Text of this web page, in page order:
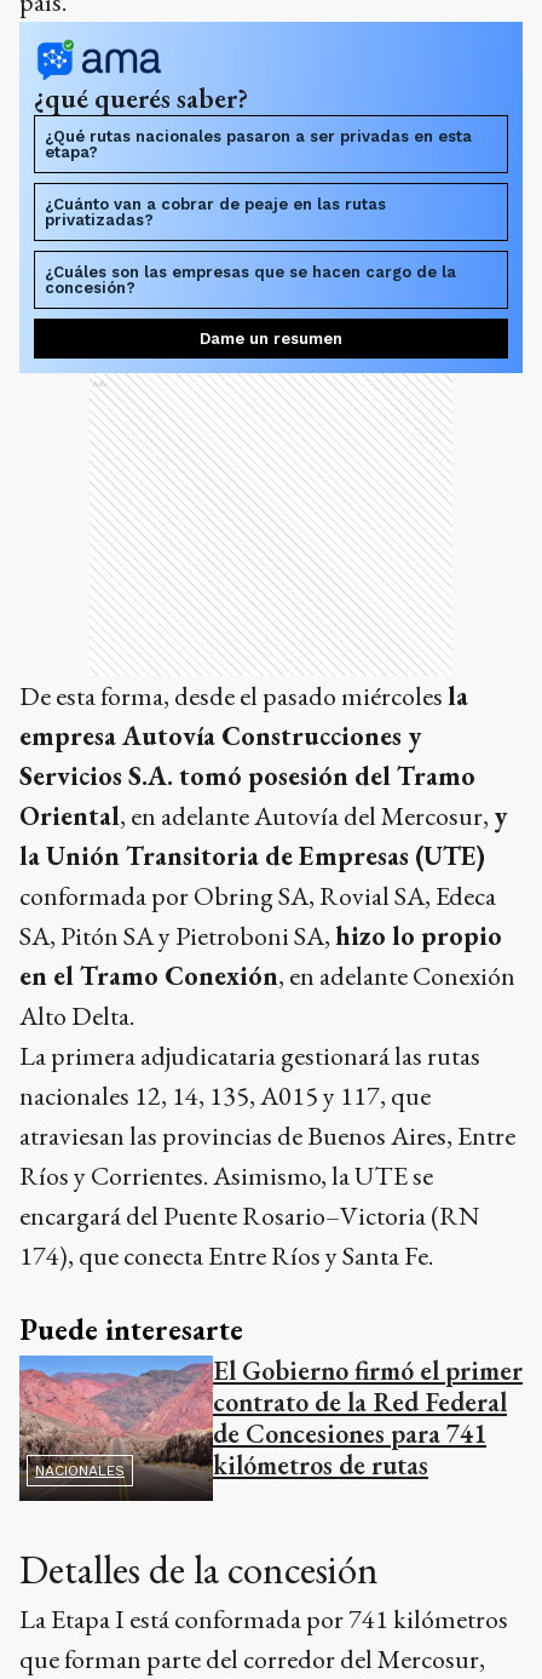
¿qué querés saber?
¿Qué rutas nacionales pasaron a ser privadas en esta
etapa?
¿Cuánto van a cobrar de peaje en las rutas
privatizadas?
¿Cuáles son las empresas que se hacen cargo de la
concesión?
Dame un resumen
Ads
De esta forma, desde el pasado miércolesla
empresa Autovía Construcciones y
Servicios S.A. tomó posesión del Tramo
Oriental, en adelante Autovía del Mercosur, y
la Unión Transitoria de Empresas (UTE)
conformada por Obring SA, Rovial SA, Edeca
SA, Pitón SA y Pietroboni SA,hizo lo propio
en el Tramo Conexión, en adelante Conexión
Alto Delta.
La primera adjudicataria gestionará las rutas
nacionales 12, 14, 135, A015 y 117, que
atraviesan las provincias de Buenos Aires, Entre
Ríos y Corrientes. Asimismo, la UTE se
encargará del Puente Rosario–Victoria (RN
174), que conecta Entre Ríos y Santa Fe.
Puede interesarte
NACIONALES
El Gobierno firmó el primer
contrato de la Red Federal
de Concesiones para 741
kilómetros de rutas
Detalles de la concesión
La Etapa I está conformada por 741 kilómetros
que forman parte del corredor del Mercosur,